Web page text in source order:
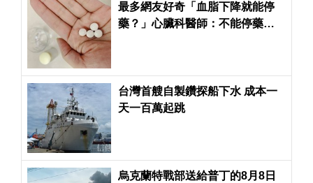
最多網友好奇「血脂下降就能停
藥？」心臟科醫師：不能停藥的
台灣首艘自製鑽探船下水 成本一
天一百萬起跳
烏克蘭特戰部送給普丁的8月8日